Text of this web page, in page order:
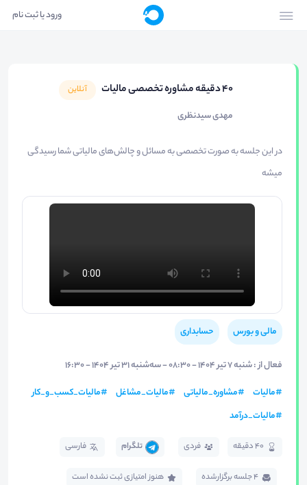
ورود یا ثبت نام
40 دقیقه مشاوره تخصصی مالیات آنلاین
مهدی سیدنظری
در این جلسه به صورت تخصصی به مسائل و چالش‌های مالیاتی شما رسیدگی
میشه
مالی و بورس حسابداری
فعال از : شنبه ۷ تیر ۱۴۰۴ - ۰۸:۳۰ - سه‌شنبه ۳۱ تیر ۱۴۰۴ - ۱۶:۳۰
#مالیات #مشاوره_مالیاتی #مالیات_مشاغل #مالیات_کسب_و_کار
#مالیات_درآمد
40 دقیقه فردی تلگرام فارسی
4 جلسه برگزار‌شده هنوز امتیازی ثبت نشده است